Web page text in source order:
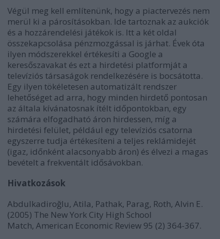
Végül meg kell említenünk, hogy a piactervezés nem
merül ki a párosításokban. Ide tartoznak az aukciók
és a hozzárendelési játékok is. Itt a két oldal
összekapcsolása pénzmozgással is járhat. Évek óta
ilyen módszerekkel értékesíti a Google a
keresőszavakat és ezt a hirdetési platformját a
televíziós társaságok rendelkezésére is bocsátotta.
Egy ilyen tökéletesen automatizált rendszer
lehetőséget ad arra, hogy minden hirdető pontosan
az általa kívánatosnak ítélt időpontokban, egy
számára elfogadható áron hirdessen, míg a
hirdetési felület, például egy televíziós csatorna
egyszerre tudja értékesíteni a teljes reklámidejét
(igaz, időnként alacsonyabb áron) és élvezi a magas
bevételt a frekventált idősávokban.
Hivatkozások
Abdulkadiroğlu, Atila, Pathak, Parag, Roth, Alvin E.
(2005) The New York City High School
Match, American Economic Review 95 (2) 364-367.